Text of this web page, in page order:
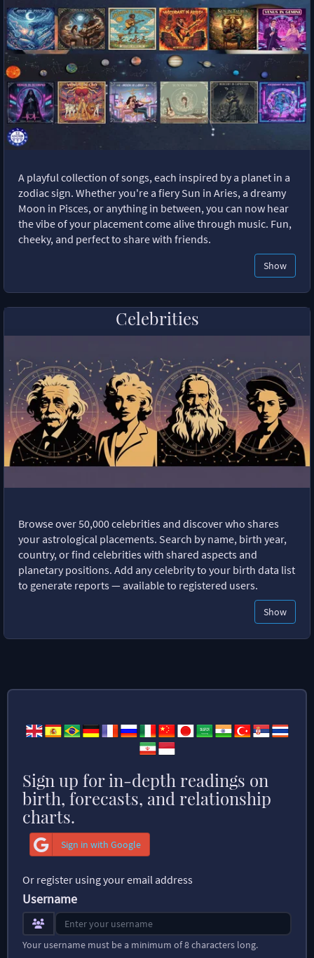
A playful collection of songs, each inspired by a planet in a
zodiac sign. Whether you're a fiery Sun in Aries, a dreamy
Moon in Pisces, or anything in between, you can now hear
the vibe of your placement come alive through music. Fun,
cheeky, and perfect to share with friends.
Show
Celebrities
Browse over 50,000 celebrities and discover who shares
your astrological placements. Search by name, birth year,
country, or find celebrities with shared aspects and
planetary positions. Add any celebrity to your birth data list
to generate reports — available to registered users.
Show
Sign up for in-depth readings on
birth, forecasts, and relationship
charts.
Sign in with Google
Or register using your email address
Username
Your username must be a minimum of 8 characters long.